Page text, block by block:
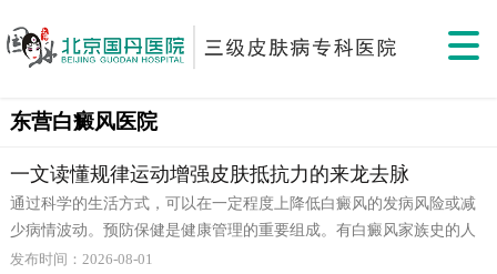
东营白癜风医院
一文读懂规律运动增强皮肤抵抗力的来龙去脉
通过科学的生活方式，可以在一定程度上降低白癜风的发病风险或减
少病情波动。预防保健是健康管理的重要组成。有白癜风家族史的人
群虽然发病风险略高于普通人，但不必过度紧张。保持健康的生活方
发布时间：2026-08-01